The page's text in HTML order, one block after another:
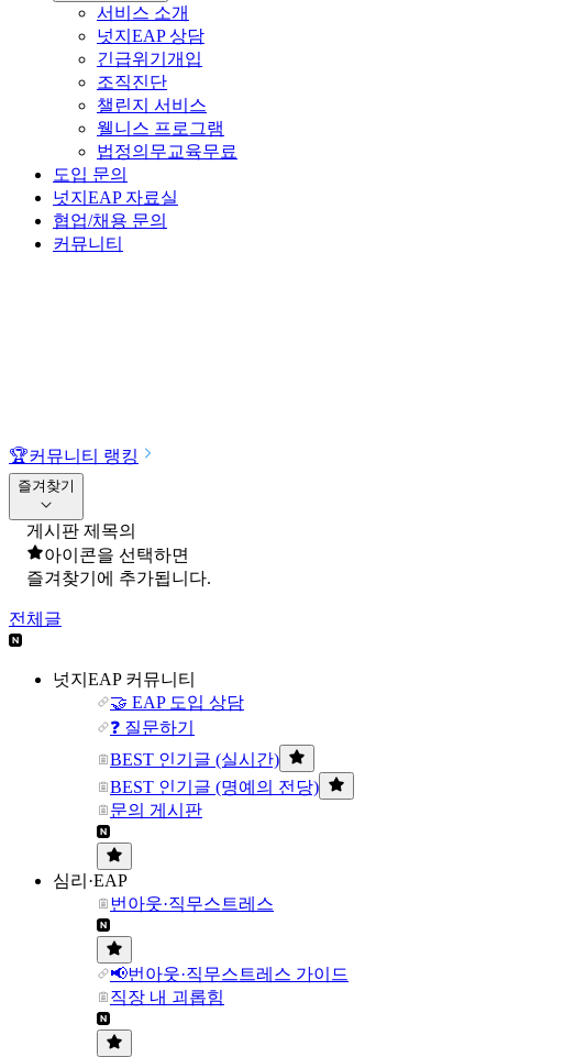
서비스 소개
넛지EAP 상담
긴급위기개입
조직진단
챌린지 서비스
웰니스 프로그램
법정의무교육무료
도입 문의
넛지EAP 자료실
협업/채용 문의
커뮤니티
🏆커뮤니티 랭킹
즐겨찾기
게시판 제목의
아이콘을 선택하면
즐겨찾기에 추가됩니다.
전체글
넛지EAP 커뮤니티
🤝 EAP 도입 상담
❓ 질문하기
BEST 인기글 (실시간)
BEST 인기글 (명예의 전당)
문의 게시판
심리·EAP
번아웃·직무스트레스
📢번아웃·직무스트레스 가이드
직장 내 괴롭힘